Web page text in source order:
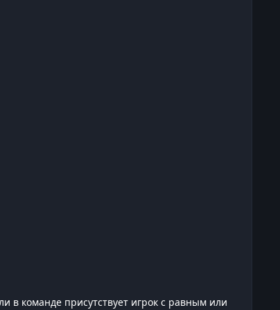
в команде присутствует игрок с равным или